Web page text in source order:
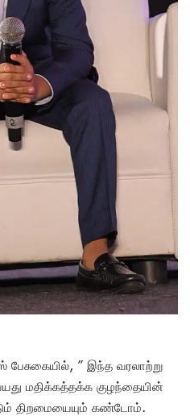
பேசுகையில், ” இந்த வரலாற்று
மதிக்கத்தக்க குழந்தையின்
திறமையையும் கண்டோம்.